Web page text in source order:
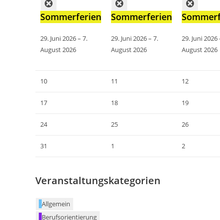
Sommerferien
29. Juni 2026–7.
August 2026
Sommerferien
29. Juni 2026–7.
August 2026
29. Juni 2026
August 2026
10 11 12
17 18 19
24 25 26
31 1 2
Veranstaltungskategorien
Allgemein
Berufsorientierung